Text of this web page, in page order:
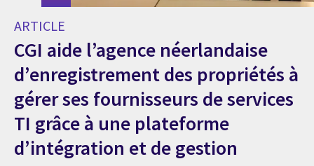
ARTICLE
CGI aide l’agence néerlandaise
d’enregistrement des propriétés à
gérer ses fournisseurs de services
TI grâce à une plateforme
d’intégration et de gestion